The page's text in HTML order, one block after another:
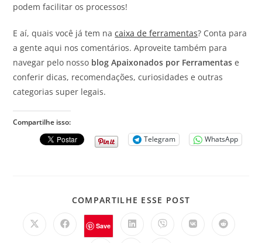
podem facilitar os processos!
E aí, quais você já tem nacaixa de ferramentas? Conta para
a gente aqui nos comentários. Aproveite também para
navegar pelo nosso blog Apaixonados por Ferramentas e
conferir dicas, recomendações, curiosidades e outras
categorias super legais.
Compartilhe isso:
Telegram
WhatsApp
COMPARTILHE ESSE POST
Save